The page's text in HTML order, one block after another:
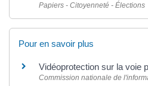
Papiers - Citoyenneté - Élections
Pour en savoir plus
Vidéoprotection sur la voie
Commission nationale de